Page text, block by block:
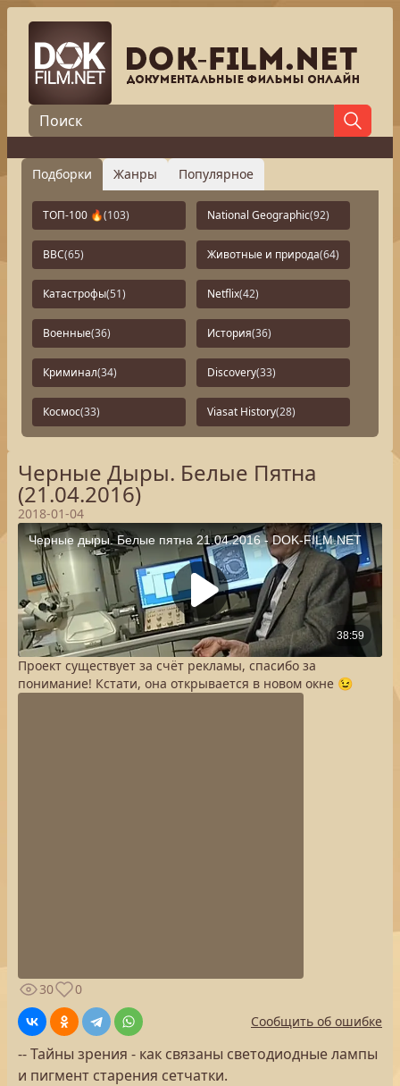
Подборки Жанры Популярное
ТОП-100 🔥(103) National Geographic(92)
BBC(65) Животные и природа(64)
Катастрофы(51) Netflix(42)
Военные(36) История(36)
Криминал(34) Discovery(33)
Космос(33) Viasat History(28)
Черные Дыры. Белые Пятна
(21.04.2016)
2018-01-04
Проект существует за счёт рекламы, спасибо за
понимание! Кстати, она открывается в новом окне 😉
30
0
Сообщить об ошибке
-- Тайны зрения - как связаны светодиодные лампы
и пигмент старения сетчатки.